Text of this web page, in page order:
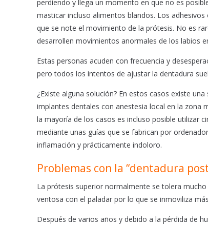
perdiendo y llega un momento en que no es
masticar incluso alimentos blandos. Los
que se note el movimiento de la prótesis. No es
desarrollen movimientos anormales de los labios
Estas personas acuden con frecuencia y
pero todos los intentos de ajustar la dentadura
¿Existe alguna solución? En estos casos existe
implantes dentales con anestesia local en la zona
la mayoría de los casos es incluso posible utilizar
mediante unas guías que se fabrican por
inflamación y prácticamente indoloro.
Problemas con la “dentadura
La prótesis superior normalmente se tolera
ventosa con el paladar por lo que se inmoviliza
Después de varios años y debido a la pérdida de